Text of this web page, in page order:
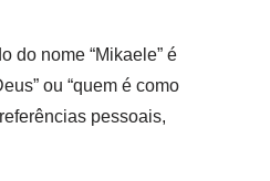
do nome “Mikaele” é
ou “quem é como
pessoais,